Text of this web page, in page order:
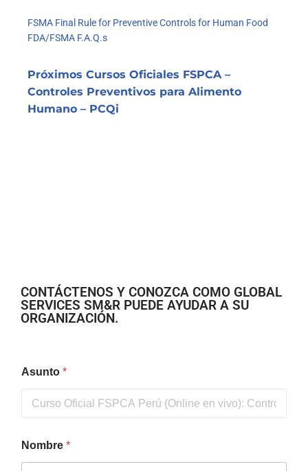
FSMA Final Rule for Preventive Controls for Human Food
FDA/FSMA F.A.Q.s
Próximos Cursos Oficiales FSPCA –
Controles Preventivos para Alimento
Humano – PCQi
CONTÁCTENOS Y CONOZCA COMO GLOBAL
SERVICES SM&R PUEDE AYUDAR A SU
ORGANIZACIÓN.
Asunto *
Nombre *